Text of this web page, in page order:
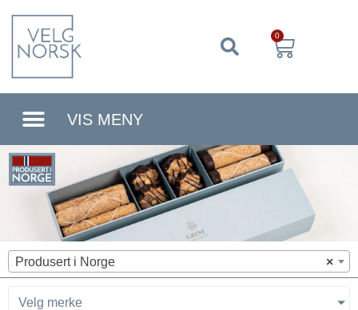
0
VIS MENY
×
Produsert i Norge
Velg merke